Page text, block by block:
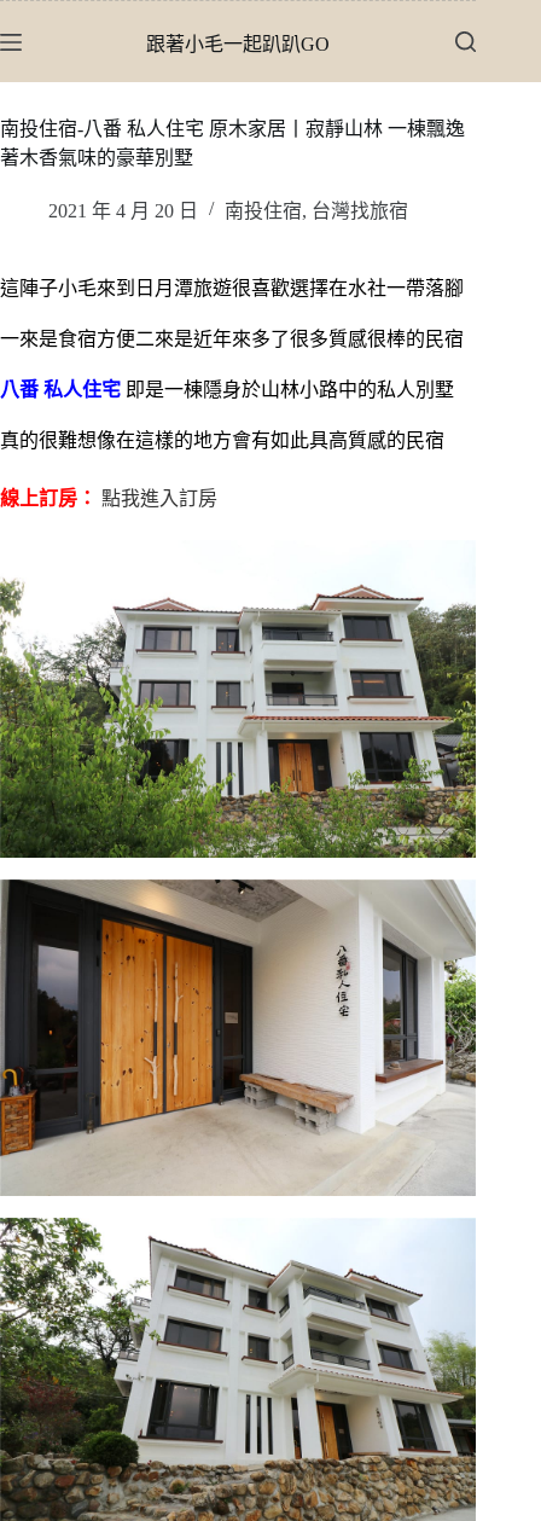
至
內
容
跟著小毛一起趴趴GO
南投住宿-八番 私人住宅 原木家居丨寂靜山林 一棟飄逸
著木香氣味的豪華別墅
2021 年 4 月 20 日 南投住宿, 台灣找旅宿
這陣子小毛來到日月潭旅遊很喜歡選擇在水社一帶落腳
一來是食宿方便二來是近年來多了很多質感很棒的民宿
八番 私人住宅 即是一棟隱身於山林小路中的私人別墅
真的很難想像在這樣的地方會有如此具高質感的民宿
線上訂房： 點我進入訂房